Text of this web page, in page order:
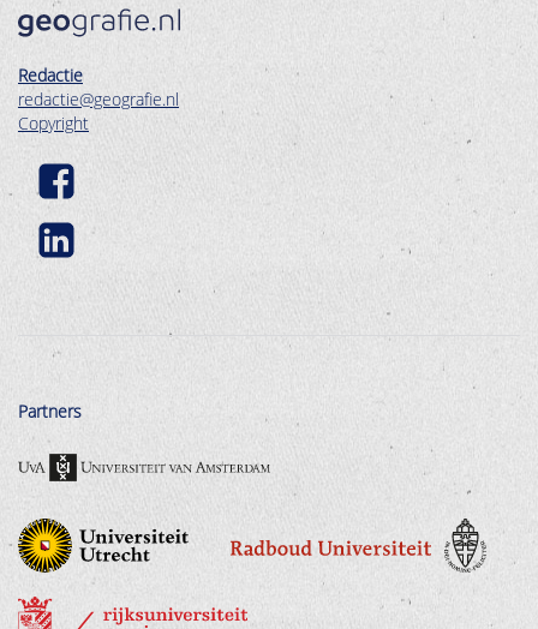
Redactie
redactie@geografie.nl
Copyright
Partners